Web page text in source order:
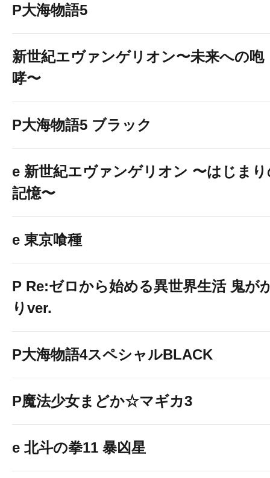
P大海物語5
新世紀エヴァンゲリオン〜未来への咆
哮〜
P大海物語5 ブラック
e 新世紀エヴァンゲリオン 〜はじま
記憶〜
e 東京喰種
P Re:ゼロから始める異世界生活 鬼が
りver.
P大海物語4スペシャルBLACK
P魔法少女まどか☆マギカ3
e 北斗の拳11 暴凶星